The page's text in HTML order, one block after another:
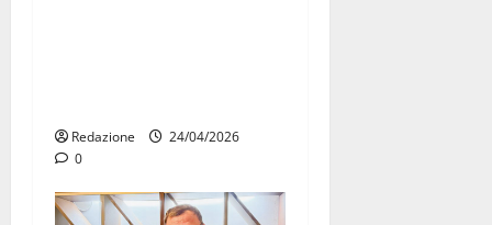
Redazione
24/04/2026
0